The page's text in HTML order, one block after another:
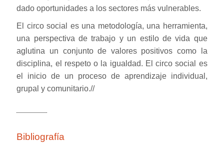
dado oportunidades a los sectores más vulnerables.
El circo social es una metodología, una herramienta,
una perspectiva de trabajo y un estilo de vida que
aglutina un conjunto de valores positivos como la
disciplina, el respeto o la igualdad. El circo social es
el inicio de un proceso de aprendizaje individual,
grupal y comunitario.//
Bibliografía